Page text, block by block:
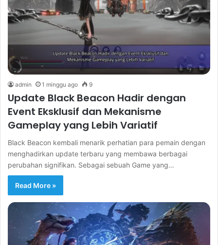
admin 1 minggu ago 9
Update Black Beacon Hadir dengan
Event Eksklusif dan Mekanisme
Gameplay yang Lebih Variatif
Black Beacon kembali menarik perhatian para pemain dengan
menghadirkan update terbaru yang membawa berbagai
perubahan signifikan. Sebagai sebuah Game yang…
Read More »